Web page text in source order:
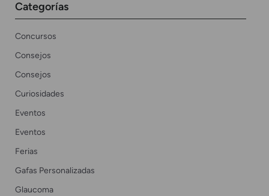
Categorías
Concursos
Consejos
Consejos
Curiosidades
Eventos
Eventos
Ferias
Gafas Personalizadas
Glaucoma